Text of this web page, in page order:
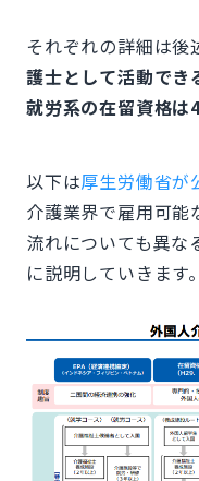
それぞれの詳細は後
護士として活動でき
就労系の在留資格は
以下は厚生労働省が
介護業界で雇用可能
流れについても異な
に説明していきます。